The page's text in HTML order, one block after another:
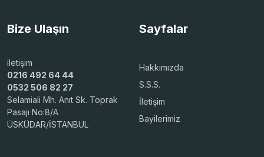
Bize Ulaşın
iletişim
0216 492 64 44
0532 506 82 27
Selamiali Mh. Anıt Sk. Toprak
Pasajı No:8/A
ÜSKÜDAR/İSTANBUL
Sayfalar
Hakkımızda
S.S.S.
İletişim
Bayilerimiz